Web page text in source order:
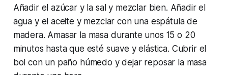
Añadir el azúcar y la sal y mezclar bien. Añadir el
agua y el aceite y mezclar con una espátula de
madera. Amasar la masa durante unos 15 o 20
minutos hasta que esté suave y elástica. Cubrir el
bol con un paño húmedo y dejar reposar la masa